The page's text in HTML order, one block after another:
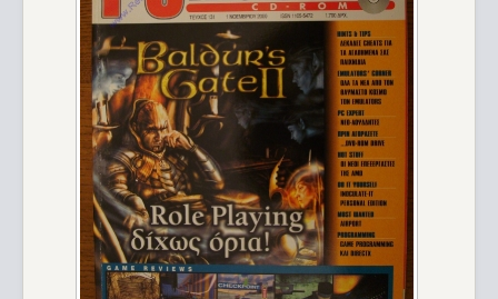
PC - Turbo-X (286)